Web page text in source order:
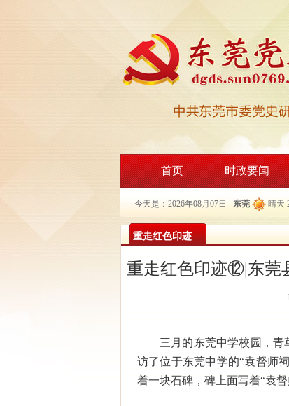
首页 时政要闻
今天是：2026年08月07日 东莞 晴天
重走红色印迹
重走红色印迹⑫|东莞
三月的东莞中学校园，
访了位于东莞中学的“袁督师
着一块石碑，碑上面写着“袁